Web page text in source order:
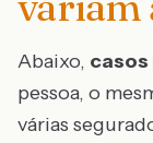
Abaixo, casos
pessoa, o
várias